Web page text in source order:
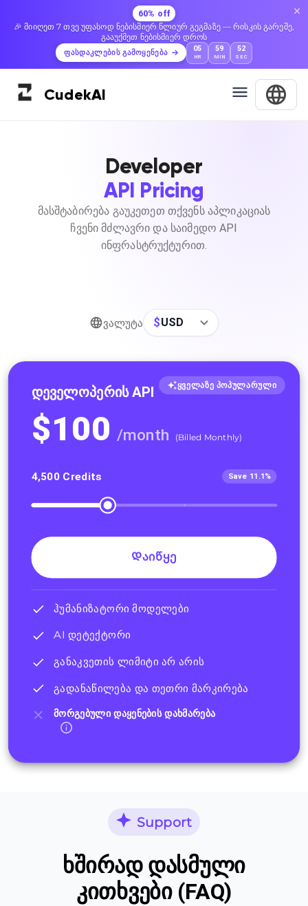
60% off
🎉 მიიღეთ 7 თვე უფასოდ ნებისმიერ წლიურ გეგმაზე — რისკის გარეშე,
გააუქმეთ ნებისმიერ დროს
ფასდაკლების გამოყენება 05
HR
59
MIN
51
SEC
CudekAI
Developer
API Pricing
მასშტაბირება გაუკეთეთ თქვენს აპლიკაციას
ჩვენი მძლავრი და საიმედო API
ინფრასტრუქტურით.
Ვალუტა $USD
ყველაზე პოპულარული
Დეველოპერის API
$100 /month (Billed Monthly)
4,500 Credits Save 11.1%
Დაიწყე
ჰუმანიზატორი მოდელები
AI დეტექტორი
განაკვეთის ლიმიტი არ არის
გადანაწილება და თეთრი მარკირება
მორგებული დაყენების დახმარება
Support
ხშირად დასმული
კითხვები (FAQ)